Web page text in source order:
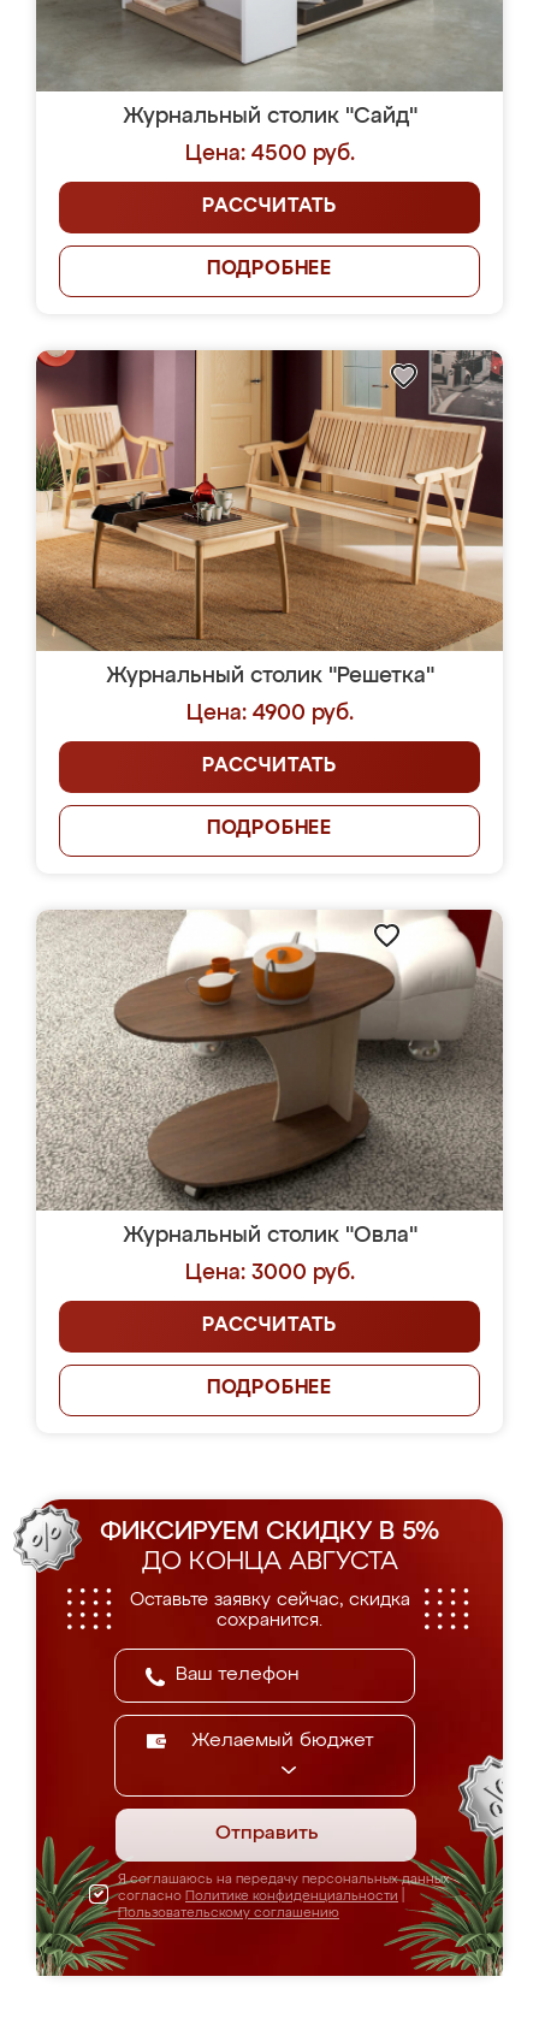
Журнальный столик "Сайд"
Цена: 4500 руб.
РАССЧИТАТЬ
ПОДРОБНЕЕ
Журнальный столик "Решетка"
Цена: 4900 руб.
РАССЧИТАТЬ
ПОДРОБНЕЕ
Журнальный столик "Овла"
Цена: 3000 руб.
РАССЧИТАТЬ
ПОДРОБНЕЕ
ФИКСИРУЕМ СКИДКУ В 5%
ДО КОНЦА АВГУСТА
Оставьте заявку сейчас, скидка
сохранится.
Желаемый бюджет
Отправить
Я соглашаюсь на передачу персональных данных
согласно Политике конфиденциальности
Пользовательскому соглашению